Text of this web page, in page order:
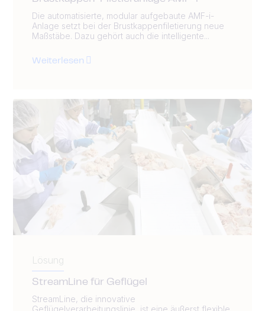
Die automatisierte, modular aufgebaute AMF-i-
Anlage setzt bei der Brustkappenfiletierung neue
Maßstäbe. Dazu gehört auch die intelligente...
Weiterlesen
Lösung
StreamLine für Geflügel
StreamLine, die innovative